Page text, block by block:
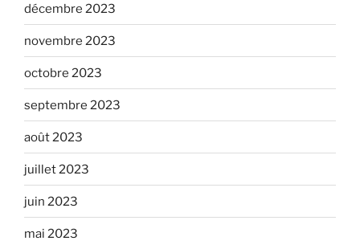
décembre 2023
novembre 2023
octobre 2023
septembre 2023
août 2023
juillet 2023
juin 2023
mai 2023